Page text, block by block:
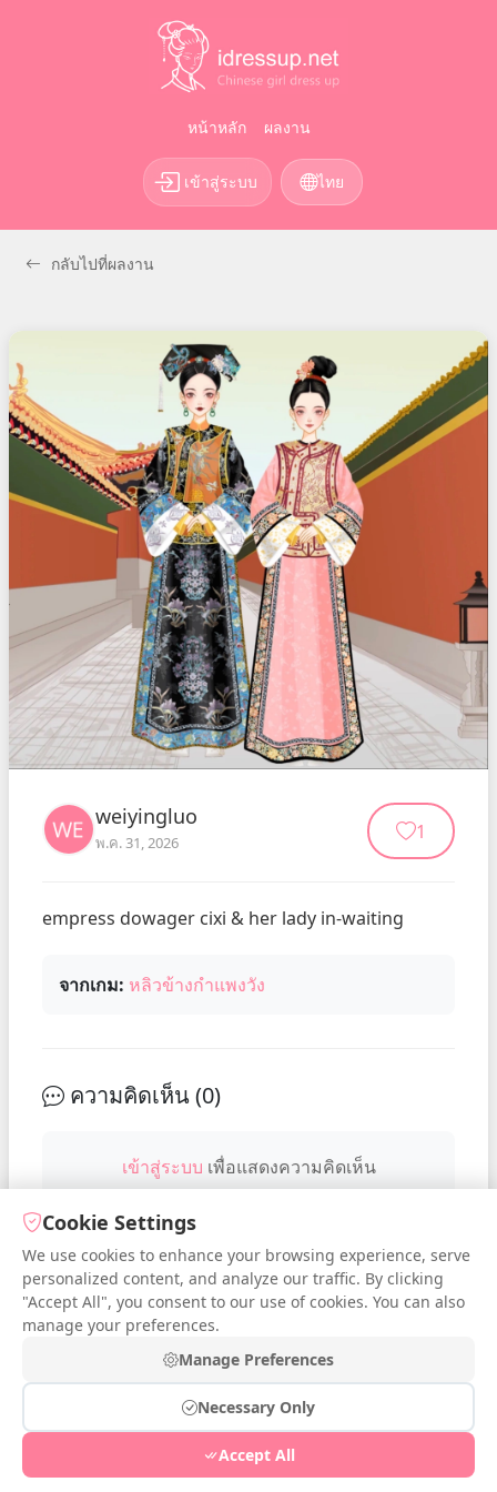
หน้าหลัก ผลงาน
เข้าสู่ระบบ ไทย
กลับไปที่ผลงาน
weiyingluo
พ.ค. 31, 2026 1
empress dowager cixi & her lady in-waiting
จากเกม: หลิวข้างกำแพงวัง
ความคิดเห็น (0)
เข้าสู่ระบบ เพื่อแสดงความคิดเห็น
No comments yet. Be the first to
comment!
© 2026 iDressup.NET | Privacy Policy | Cookie Settings |
Cookie Settings
We use cookies to enhance your browsing experience, serve
personalized content, and analyze our traffic. By clicking
"Accept All", you consent to our use of cookies. You can also
manage your preferences.
Manage Preferences
Necessary Only
Accept All